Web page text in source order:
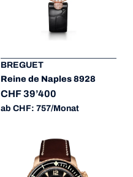
BREGUET
Reine de Naples 8928
CHF 39’400
ab CHF: 757/Monat